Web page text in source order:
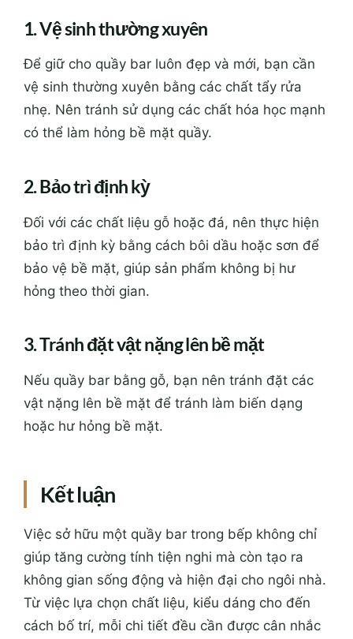
1. Vệ sinh thường xuyên
Để giữ cho quầy bar luôn đẹp và mới, bạn cần
vệ sinh thường xuyên bằng các chất tẩy rửa
nhẹ. Nên tránh sử dụng các chất hóa học mạnh
có thể làm hỏng bề mặt quầy.
2. Bảo trì định kỳ
Đối với các chất liệu gỗ hoặc đá, nên thực hiện
bảo trì định kỳ bằng cách bôi dầu hoặc sơn để
bảo vệ bề mặt, giúp sản phẩm không bị hư
hỏng theo thời gian.
3. Tránh đặt vật nặng lên bề mặt
Nếu quầy bar bằng gỗ, bạn nên tránh đặt các
vật nặng lên bề mặt để tránh làm biến dạng
hoặc hư hỏng bề mặt.
Kết luận
Việc sở hữu một quầy bar trong bếp không chỉ
giúp tăng cường tính tiện nghi mà còn tạo ra
không gian sống động và hiện đại cho ngôi nhà.
Từ việc lựa chọn chất liệu, kiểu dáng cho đến
cách bố trí, mỗi chi tiết đều cần được cân nhắc